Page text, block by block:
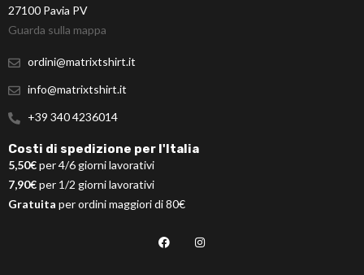
27100 Pavia PV
Guarda sulla mappa
ordini@matrixtshirt.it
info@matrixtshirt.it
+39 340 4236014
Costi di spedizione per l'Italia
5,50€per 4/6 giorni lavorativi
7,90€per 1/2 giorni lavorativi
Gratuita per ordini maggiori di 80€